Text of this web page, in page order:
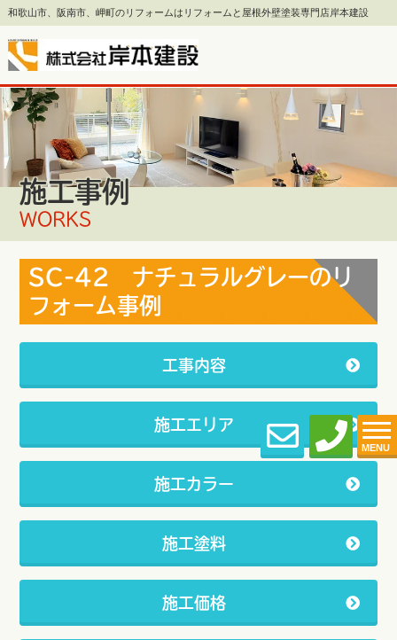
和歌山市、阪南市、岬町のリフォームはリフォームと屋根外壁塗装専門店岸本建設
MENU
施工事例
WORKS
SC-42 ナチュラルグレーのリ
フォーム事例
工事内容
施工エリア
施工カラー
施工塗料
施工価格